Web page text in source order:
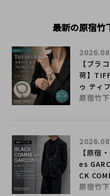
最新の原宿竹
【ブラ
荷】
ゥ ティ
原宿竹
【原宿
es
CK
原宿竹